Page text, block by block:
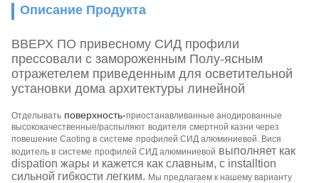
Описание Продукта
ВВЕРХ ПО привесному СИД профили
прессовали с замороженным Полу-ясным
отражетелем приведенным для осветительной
установки дома архитектуры линейной
Отделывать поверхность-приостанавливанные анодированные
высококачественные/распыляют водителя смертной казни через
повешение Caoting в системе профилей СИД алюминиевой. Вися
водитель в системе профилей СИД алюминиевой выполняет как
dispation жары и кажется как славным, с installtion
сильной гибкости легким. Мы предлагаем к нашему варианту